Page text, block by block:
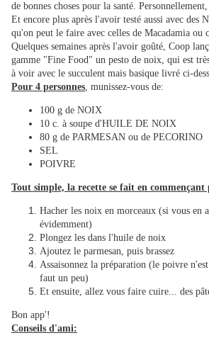
de bonnes choses pour la santé.
Et encore plus après l'avoir testé aussi avec des
qu'on peut le faire avec celles de Macadamia ou
Quelques semaines après l'avoir goûté, Coop
gamme "Fine Food" un pesto de noix, qui est
à voir avec le succulent mais basique livré ci-
Pour 4 personnes, munissez-vous de:
100 g de NOIX
10 c. à soupe d'HUILE DE NOIX
80 g de PARMESAN ou de PECORINO
SEL
POIVRE
Tout simple, la recette se fait en commençant
Hacher les noix en morceaux (si vous en
évidemment)
Plongez les dans l'huile de noix
Ajoutez le parmesan, puis brassez
Assaisonnez la préparation (le poivre
faut un peu)
Et ensuite, allez vous faire cuire... des
Bon app'!
Conseils d'ami: